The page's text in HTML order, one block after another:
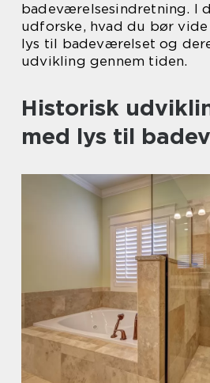
badeværelsesindretning. I
udforske, hvad du bør
lys til badeværelset og
udvikling gennem tiden.
Historisk
med lys til